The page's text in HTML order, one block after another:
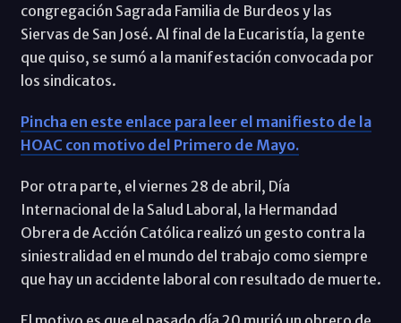
congregación Sagrada Familia de Burdeos y las
Siervas de San José. Al final de la Eucaristía, la gente
que quiso, se sumó a la manifestación convocada por
los sindicatos.
Pincha en este enlace para leer el manifiesto de la
HOAC con motivo del Primero de Mayo.
Por otra parte, el viernes 28 de abril, Día
Internacional de la Salud Laboral, la Hermandad
Obrera de Acción Católica realizó un gesto contra la
siniestralidad en el mundo del trabajo como siempre
que hay un accidente laboral con resultado de muerte.